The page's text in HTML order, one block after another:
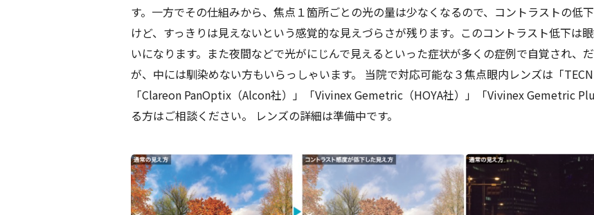
す。一方でその仕組みから、焦点１箇所ごとの光の量は少なくなるので、コントラストの低
けど、すっきりは見えないという感覚的な見えづらさが残ります。このコントラスト低下は
いになります。また夜間などで光がにじんで見えるといった症状が多くの症例で自覚され、
が、中には馴染めない方もいらっしゃいます。 当院で対応可能な３焦点眼内レンズは「
「Clareon PanOptix（Alcon社）」「Vivinex Gemetric（HOYA社）」「Vivinex Gemetric
る方はご相談ください。 レンズの詳細は準備中です。